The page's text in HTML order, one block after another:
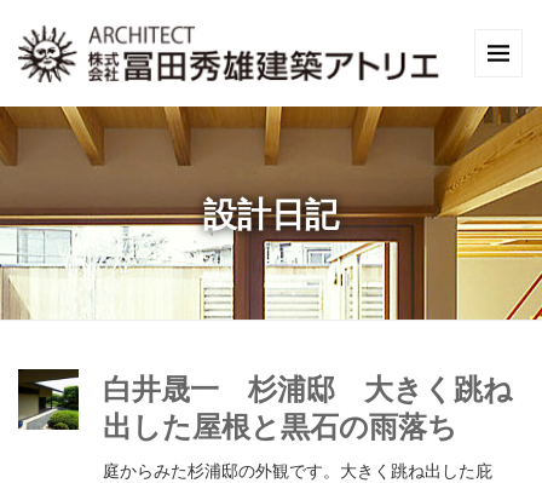
設計日記
白井晟一 杉浦邸 大きく跳ね
出した屋根と黒石の雨落ち
庭からみた杉浦邸の外観です。大きく跳ね出した庇